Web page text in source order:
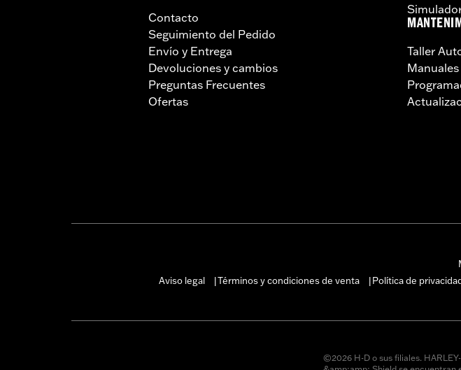
Contacto
Seguimiento del Pedido
Envío y Entrega
Devoluciones y cambios
Preguntas Frecuentes
Ofertas
Taller
Aviso legal
Términos y condiciones de venta Política de
©2026 H-D o sus filiales.